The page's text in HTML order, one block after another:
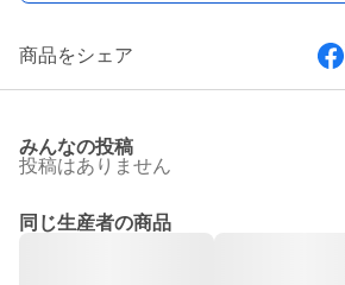
商品をシェア
みんなの投稿
投稿はありません
同じ生産者の商品